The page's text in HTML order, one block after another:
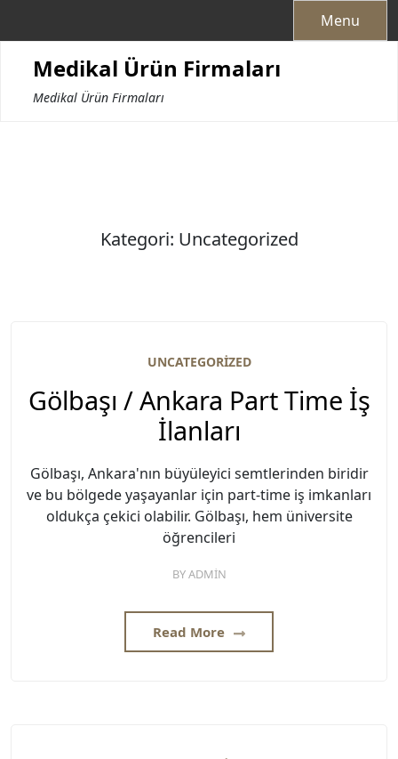
Menu
Medikal Ürün Firmaları
Medikal Ürün Firmaları
Kategori: Uncategorized
UNCATEGORIZED
Gölbaşı / Ankara Part Time İş
İlanları
Gölbaşı, Ankara'nın büyüleyici semtlerinden biridir
ve bu bölgede yaşayanlar için part-time iş imkanları
oldukça çekici olabilir. Gölbaşı, hem üniversite
öğrencileri
BYADMIN
Read More